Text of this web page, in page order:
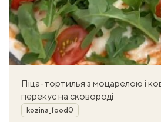
Піца-тортилья з моцарелою і
перекус на сковороді
Автор
kozina_food0